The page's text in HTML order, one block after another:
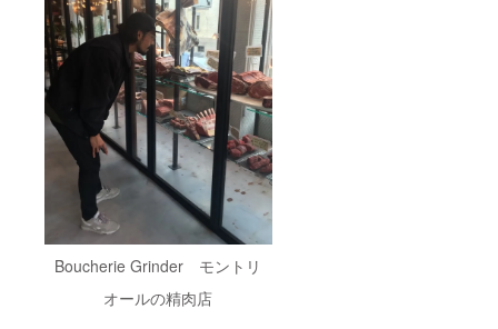
Boucherie Grinder モントリ
オールの精肉店